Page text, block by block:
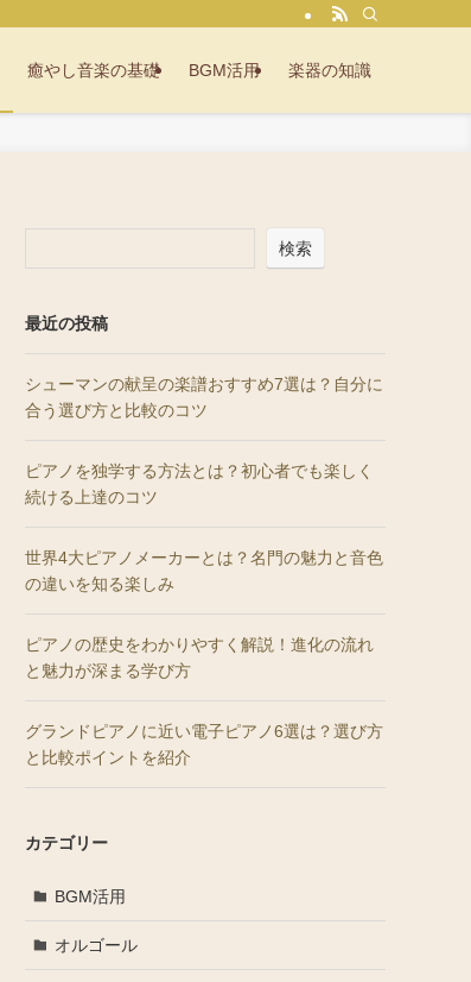
癒やし音楽の基礎 BGM活用 楽器の知識
検索
最近の投稿
シューマンの献呈の楽譜おすすめ7選は？自分に
合う選び方と比較のコツ
ピアノを独学する方法とは？初心者でも楽しく
続ける上達のコツ
世界4大ピアノメーカーとは？名門の魅力と音色
の違いを知る楽しみ
ピアノの歴史をわかりやすく解説！進化の流れ
と魅力が深まる学び方
グランドピアノに近い電子ピアノ6選は？選び方
と比較ポイントを紹介
カテゴリー
BGM活用
オルゴール